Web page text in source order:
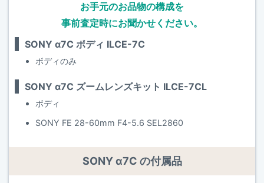
お手元のお品物の構成を
事前査定時にお聞かせください。
SONY α7C ボディ ILCE-7C
ボディのみ
SONY α7C ズームレンズキット ILCE-7CL
ボディ
SONY FE 28-60mm F4-5.6 SEL2860
SONY α7C の付属品